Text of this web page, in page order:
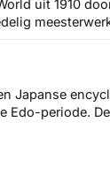
uit 1910
van
met prachtige,
Japanse
Edo-periode.
technieken